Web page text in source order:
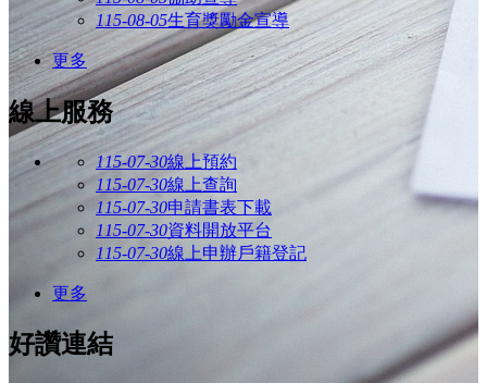
115-08-05生育獎勵金宣導
更多
線上服務
115-07-30線上預約
115-07-30線上查詢
115-07-30申請書表下載
115-07-30資料開放平台
115-07-30線上申辦戶籍登記
更多
好讚連結